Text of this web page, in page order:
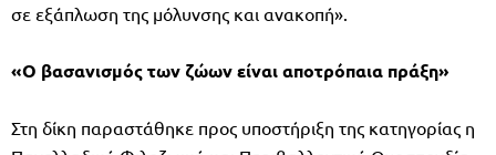
σε εξάπλωση της μόλυνσης και ανακοπή».
«Ο βασανισμός των ζώων είναι αποτρόπαια πράξη»
Στη δίκη παραστάθηκε προς υποστήριξη της κατηγορίας η